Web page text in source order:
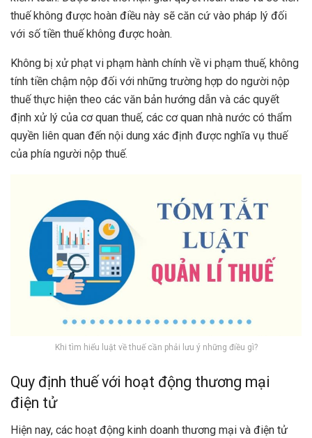
thuế không được hoàn điều này sẽ căn cứ vào pháp lý đối
với số tiền thuế không được hoàn.
Không bị xử phạt vi phạm hành chính về vi phạm thuế, không
tính tiền chậm nộp đối với những trường hợp do người nộp
thuế thực hiện theo các văn bản hướng dẫn và các quyết
định xử lý của cơ quan thuế, các cơ quan nhà nước có thẩm
quyền liên quan đến nội dung xác định được nghĩa vụ thuế
của phía người nộp thuế.
Khi tìm hiểu luật về thuế cần phải lưu ý những điều gì?
Quy định thuế với hoạt động thương mại
điện tử
Hiện nay, các hoạt động kinh doanh thương mại và điện tử